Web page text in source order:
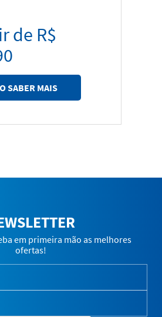
de R$
SABER MAIS
em primeira mão as melhores
ofertas!